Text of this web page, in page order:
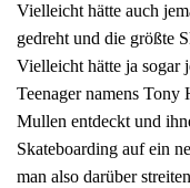
Vielleicht hätte auch
gedreht und die größte
Vielleicht hätte ja sogar
Teenager namens
Mullen entdeckt und
Skateboarding auf ein
man also darüber